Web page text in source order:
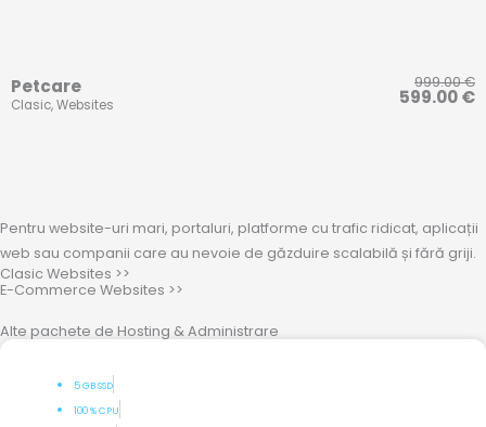
Petcare
Clasic,Websites
999.00€
599.00€
Pentru website-uri mari, portaluri, platforme cu trafic ridicat, aplicații
web sau companii care au nevoie de găzduire scalabilă și fără griji.
Clasic Websites >>
E-Commerce Websites >>
Alte pachete de Hosting & Administrare
5 GB SSD
100 % CPU